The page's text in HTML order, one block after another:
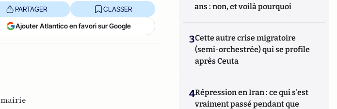
PARTAGER CLASSER
Ajouter Atlantico en favori sur Google
mairie
ans : non, et voilà pourquoi
3Cette autre crise migratoire
(semi-orchestrée) qui se profile
après Ceuta
4Répression en Iran : ce qui s'est
vraiment passé pendant que